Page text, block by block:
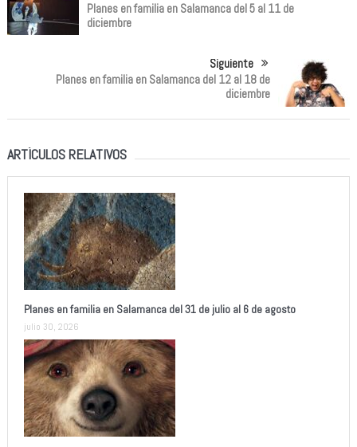
Planes en familia en Salamanca del 5 al 11 de
diciembre
Siguiente
Planes en familia en Salamanca del 12 al 18 de
diciembre
ARTÍCULOS RELATIVOS
Planes en familia en Salamanca del 31 de julio al 6 de agosto
julio 30, 2026